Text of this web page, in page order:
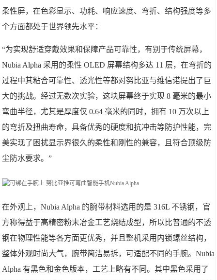
柔性屏，在色彩显示、功耗、响应速度、弯折、结构强度等多
个方面都处于世界领先水平：
“为实现舒适穿戴效果和保障产品可靠性，有别于传统屏幕，
Nubia Alpha 采用的柔性 OLED 屏幕结构多达 11 层，在弯折的
过程中其粘合可靠性、透光性等都对努比亚与维信诺提出了巨
大的挑战。经过无数次实验，这块屏幕终于实现 8 毫米的最小
弯曲半径，尤其是厚度仅 0.64 毫米的同时，拥有 10 万次以上
的弯折及扭曲寿命，具备优秀的硬度和抗冲击等防护性能，完
美实现了困扰显示界很久的柔性和刚性的兼容，且符合顶级防
尘防水要求。”
在外观上，Nubia Alpha 的腕带材料选用的是 316L 不锈钢，官
方称得益于高精密粉末冶金工艺烧结成型，所以比普通的不透
钢在物理性能等各方面更优秀，并且整机采用内锁螺丝结构，
整体外观时尚大气，腕带简洁易拆，可适配不同的手腕。Nubia
Alpha 有黑色和金色版本，工艺上略有不同。其中黑色采用了